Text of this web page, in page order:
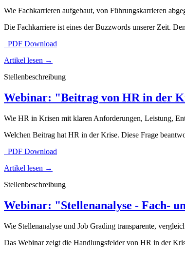
Wie Fachkarrieren aufgebaut, von Führungskarrieren
Die Fachkarriere ist eines der Buzzwords unserer Zeit.
PDF Download
Artikel lesen →
Stellenbeschreibung
Webinar: "Beitrag von HR in der
Wie HR in Krisen mit klaren Anforderungen, Leistung,
Welchen Beitrag hat HR in der Krise. Diese Frage
PDF Download
Artikel lesen →
Stellenbeschreibung
Webinar: "Stellenanalyse - Fach-
Wie Stellenanalyse und Job Grading transparente,
Das Webinar zeigt die Handlungsfelder von HR in der